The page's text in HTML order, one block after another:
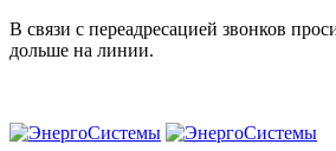
В связи с переадресацией звонков
дольше на линии.